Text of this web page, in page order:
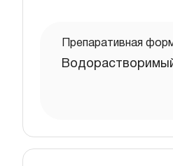
Препаративная